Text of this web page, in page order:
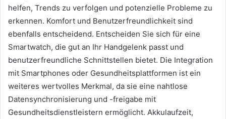
helfen, Trends zu verfolgen und potenzielle Probleme zu
erkennen. Komfort und Benutzerfreundlichkeit sind
ebenfalls entscheidend. Entscheiden Sie sich für eine
Smartwatch, die gut an Ihr Handgelenk passt und
benutzerfreundliche Schnittstellen bietet. Die Integration
mit Smartphones oder Gesundheitsplattformen ist ein
weiteres wertvolles Merkmal, da sie eine nahtlose
Datensynchronisierung und -freigabe mit
Gesundheitsdienstleistern ermöglicht. Akkulaufzeit,